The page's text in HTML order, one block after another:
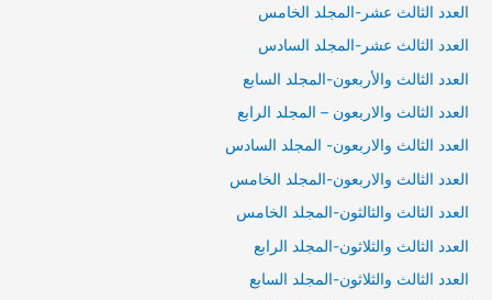
العدد الثالث عشر-المجلد الخامس
العدد الثالث عشر-المجلد السادس
العدد الثالث والأربعون-المجلد السابع
العدد الثالث والاربعون – المجلد الرابع
العدد الثالث والاربعون- المجلد السادس
العدد الثالث والاربعون-المجلد الخامس
العدد الثالث والثالثون-المجلد الخامس
العدد الثالث والثلاثون-المجلد الرابع
العدد الثالث والثلاثون-المجلد السابع